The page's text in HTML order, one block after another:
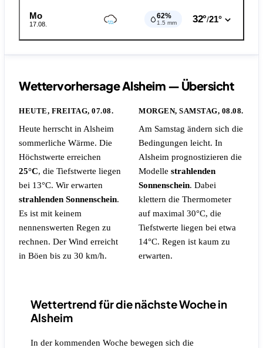
Mo
17.08.
62%
1.5 mm 32°/21°
Wettervorhersage Alsheim — Übersicht
HEUTE, FREITAG, 07.08.
Heute herrscht in Alsheim
sommerliche Wärme. Die
Höchstwerte erreichen
25°C, die Tiefstwerte liegen
bei 13°C. Wir erwarten
strahlenden Sonnenschein.
Es ist mit keinem
nennenswerten Regen zu
rechnen. Der Wind erreicht
in Böen bis zu 30 km/h.
MORGEN, SAMSTAG, 08.08.
Am Samstag ändern sich die
Bedingungen leicht. In
Alsheim prognostizieren die
Modelle strahlenden
Sonnenschein. Dabei
klettern die Thermometer
auf maximal 30°C, die
Tiefstwerte liegen bei etwa
14°C. Regen ist kaum zu
erwarten.
Wettertrend für die nächste Woche in
Alsheim
In der kommenden Woche bewegen sich die